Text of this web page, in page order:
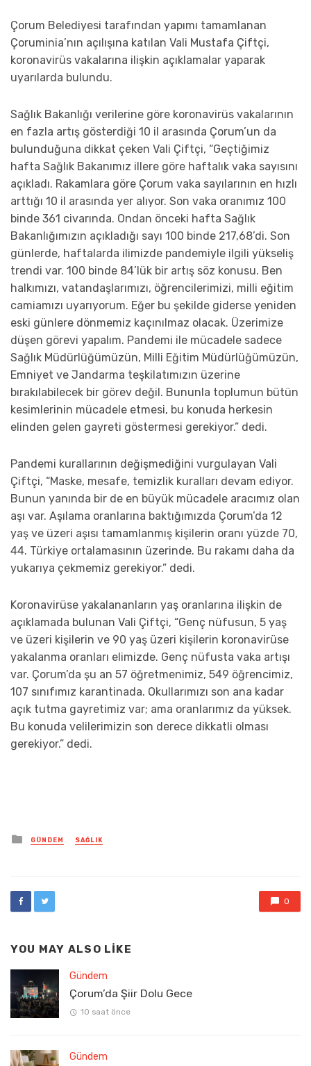
Çorum Belediyesi tarafından yapımı tamamlanan
Çoruminia’nın açılışına katılan Vali Mustafa Çiftçi,
koronavirüs vakalarına ilişkin açıklamalar yaparak
uyarılarda bulundu.
Sağlık Bakanlığı verilerine göre koronavirüs vakalarının
en fazla artış gösterdiği 10 il arasında Çorum’un da
bulunduğuna dikkat çeken Vali Çiftçi, “Geçtiğimiz
hafta Sağlık Bakanımız illere göre haftalık vaka sayısını
açıkladı. Rakamlara göre Çorum vaka sayılarının en hızlı
arttığı 10 il arasında yer alıyor. Son vaka oranımız 100
binde 361 civarında. Ondan önceki hafta Sağlık
Bakanlığımızın açıkladığı sayı 100 binde 217,68’di. Son
günlerde, haftalarda ilimizde pandemiyle ilgili yükseliş
trendi var. 100 binde 84’lük bir artış söz konusu. Ben
halkımızı, vatandaşlarımızı, öğrencilerimizi, milli eğitim
camiamızı uyarıyorum. Eğer bu şekilde giderse yeniden
eski günlere dönmemiz kaçınılmaz olacak. Üzerimize
düşen görevi yapalım. Pandemi ile mücadele sadece
Sağlık Müdürlüğümüzün, Milli Eğitim Müdürlüğümüzün,
Emniyet ve Jandarma teşkilatımızın üzerine
bırakılabilecek bir görev değil. Bununla toplumun bütün
kesimlerinin mücadele etmesi, bu konuda herkesin
elinden gelen gayreti göstermesi gerekiyor.” dedi.
Pandemi kurallarının değişmediğini vurgulayan Vali
Çiftçi, “Maske, mesafe, temizlik kuralları devam ediyor.
Bunun yanında bir de en büyük mücadele aracımız olan
aşı var. Aşılama oranlarına baktığımızda Çorum’da 12
yaş ve üzeri aşısı tamamlanmış kişilerin oranı yüzde 70,
44. Türkiye ortalamasının üzerinde. Bu rakamı daha da
yukarıya çekmemiz gerekiyor.” dedi.
Koronavirüse yakalananların yaş oranlarına ilişkin de
açıklamada bulunan Vali Çiftçi, “Genç nüfusun, 5 yaş
ve üzeri kişilerin ve 90 yaş üzeri kişilerin koronavirüse
yakalanma oranları elimizde. Genç nüfusta vaka artışı
var. Çorum’da şu an 57 öğretmenimiz, 549 öğrencimiz,
107 sınıfımız karantinada. Okullarımızı son ana kadar
açık tutma gayretimiz var; ama oranlarımız da yüksek.
Bu konuda velilerimizin son derece dikkatli olması
gerekiyor.” dedi.
Posted
in
GÜNDEM SAĞLIK
0
YOU MAY ALSO LIKE
Gündem
Çorum’da Şiir Dolu Gece
10 saat önce
Gündem